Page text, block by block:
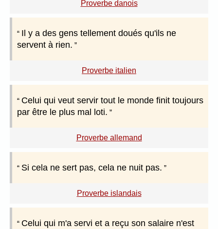
Proverbe danois
Il y a des gens tellement doués qu'ils ne
servent à rien.
Proverbe italien
Celui qui veut servir tout le monde finit toujours
par être le plus mal loti.
Proverbe allemand
Si cela ne sert pas, cela ne nuit pas.
Proverbe islandais
Celui qui m'a servi et a reçu son salaire n'est